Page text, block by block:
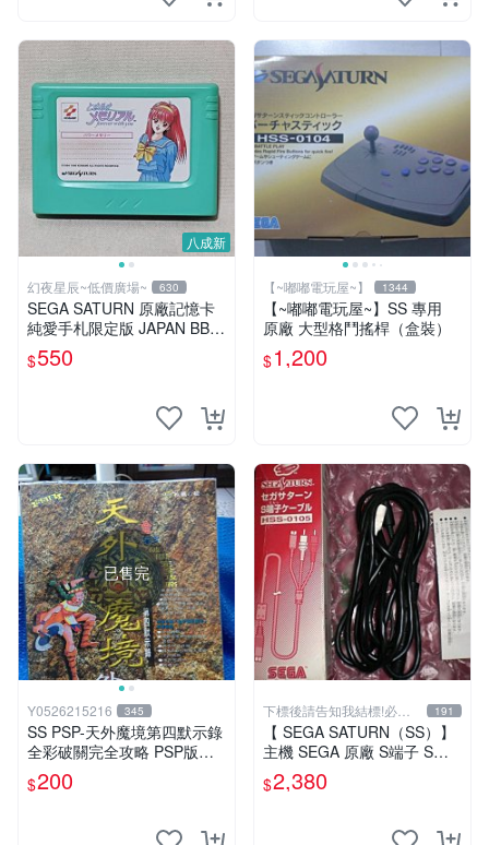
八成新
幻夜星辰~低價廣場~ 630
SEGA SATURN 原廠記憶卡
純愛手札限定版 JAPAN BB0
291
$550
【~嘟嘟電玩屋~】 1344
【~嘟嘟電玩屋~】SS 專用
原廠 大型格鬥搖桿（盒裝）
$1,200
已售完
Y0526215216 345
SS PSP-天外魔境第四默示錄
全彩破關完全攻略 PSP版也
適用(二手品,無漏頁)
$200
下標後請告知我結標!必看
關於我
191
【 SEGA SATURN（SS）】
主機 SEGA 原廠 S端子 S端
子線 ~ 盒裝收藏版 ~ 純正 日
本製
$2,380